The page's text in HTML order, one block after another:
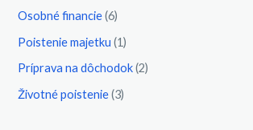
Osobné financie(6)
Poistenie majetku (1)
Príprava na dôchodok(2)
Životné poistenie(3)